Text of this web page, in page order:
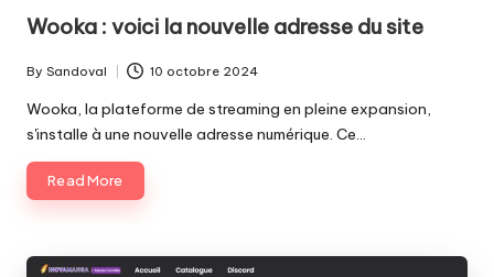
Wooka : voici la nouvelle adresse du site
Posted
by
By Sandoval 10 octobre 2024
Wooka, la plateforme de streaming en pleine expansion,
s'installe à une nouvelle adresse numérique. Ce…
Read More